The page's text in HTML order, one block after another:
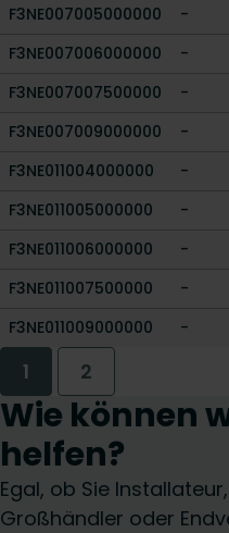
F3NE007005000000
-
F3NE007006000000
-
F3NE007007500000
-
F3NE007009000000
-
F3NE011004000000
-
F3NE011005000000
-
F3NE011006000000
-
F3NE011007500000
-
F3NE011009000000
-
1 2
Wie können
helfen?
Egal, ob Sie
Großhändler oder